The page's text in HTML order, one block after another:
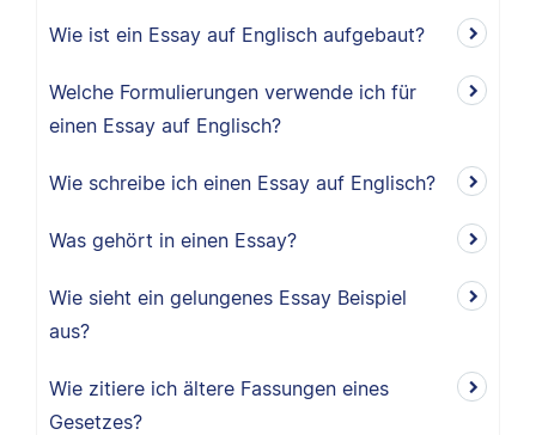
Wie ist ein Essay auf Englisch aufgebaut?
Welche Formulierungen verwende ich für
einen Essay auf Englisch?
Wie schreibe ich einen Essay auf Englisch?
Was gehört in einen Essay?
Wie sieht ein gelungenes Essay Beispiel
aus?
Wie zitiere ich ältere Fassungen eines
Gesetzes?